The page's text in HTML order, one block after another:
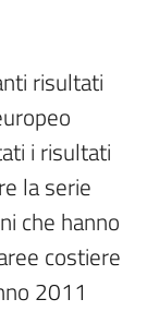
risultati
i risultati
la serie
che hanno
costiere
2011